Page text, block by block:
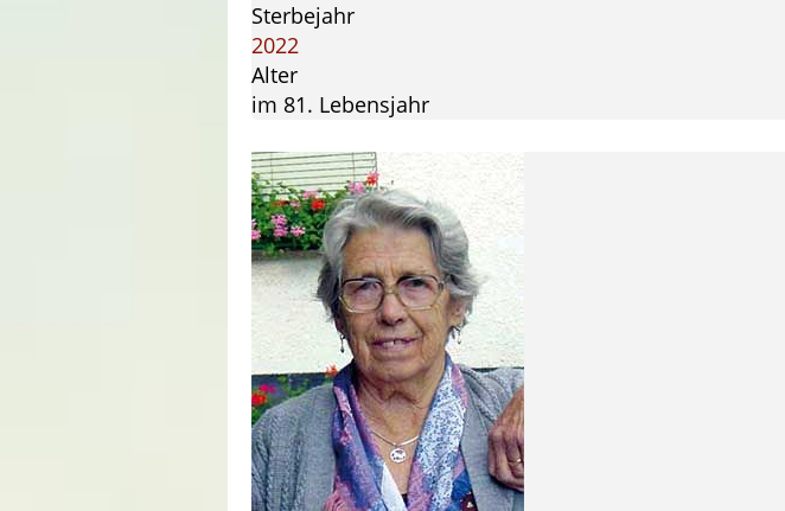
Sterbejahr
2022
Alter
im 81. Lebensjahr